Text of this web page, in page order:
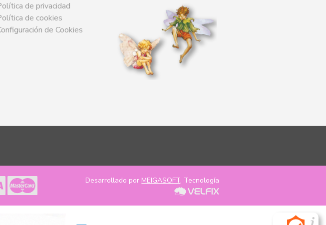
de privacidad
de cookies
de Cookies
Desarrollado por MEIGASOFT. Tecnología